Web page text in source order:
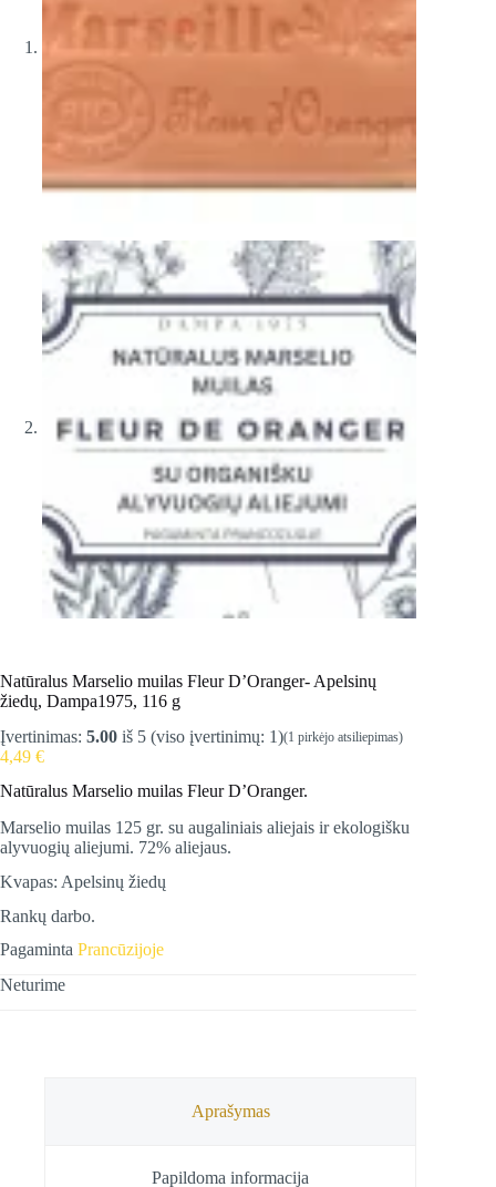
Natūralus Marselio muilas Fleur D’Oranger- Apelsinų
žiedų, Dampa1975, 116 g
Įvertinimas: 5.00 iš 5 (viso įvertinimų: 1)(1 pirkėjo atsiliepimas)
4,49 €
Natūralus Marselio muilas Fleur D’Oranger.
Marselio muilas 125 gr. su augaliniais aliejais ir ekologišku
alyvuogių aliejumi. 72% aliejaus.
Kvapas: Apelsinų žiedų
Rankų darbo.
Pagaminta Prancūzijoje
Neturime
Aprašymas
Papildoma informacija